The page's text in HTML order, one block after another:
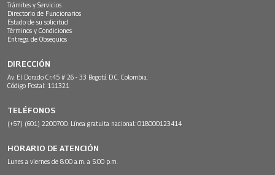
Trámites y Servicios
Directorio de Funcionarios
Estado de su solicitud
Términos y Condiciones
Entrega de Obsequios
DIRECCIÓN
Av. El Dorado Cr.45 # 26 - 33 Bogotá D.C. Colombia.
Código Postal: 111321
TELÉFONOS
(+57) (601) 2200700. Línea gratuita nacional: 018000123414
HORARIO DE ATENCIÓN
Lunes a viernes de 8:00 a.m. a 5:00 p.m.